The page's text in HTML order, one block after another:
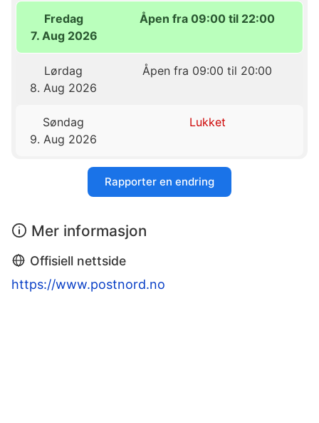
Fredag
7. Aug 2026
Åpen fra 09:00 til 22:00
Lørdag
8. Aug 2026
Åpen fra 09:00 til 20:00
Søndag
9. Aug 2026
Lukket
Rapporter en endring
Mer informasjon
Offisiell nettside
https://www.postnord.no